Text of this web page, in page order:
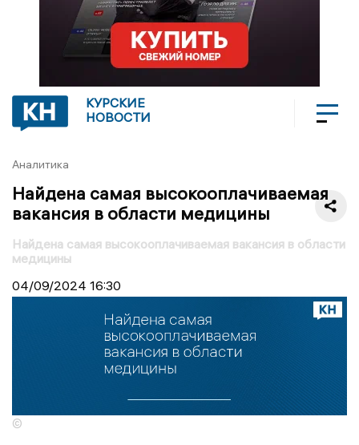
КУРСКИЕ
НОВОСТИ
Аналитика
Найдена самая высокооплачиваемая
вакансия в области медицины
Найдена самая высокооплачиваемая вакансия в области
медицины
04/09/2024 16:30
©